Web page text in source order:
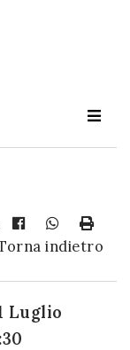
indietro
Luglio